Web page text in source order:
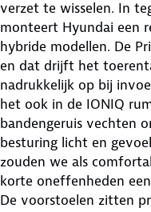
verzet te wisselen. In
monteert Hyundai een
hybride modellen. De
en dat drijft het
nadrukkelijk op bij
het ook in de IONIQ
bandengeruis vechten
besturing licht en
zouden we als
korte oneffenheden
De voorstoelen zitten